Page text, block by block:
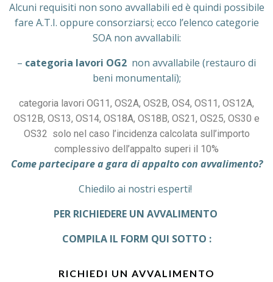
Alcuni requisiti non sono avvallabili ed è quindi possibile
fare A.T.I. oppure consorziarsi; ecco l’elenco categorie
SOA non avvallabili:
– categoria lavori OG2 non avvallabile (restauro di
beni monumentali);
categoria lavori OG11, OS2A, OS2B, OS4, OS11, OS12A,
OS12B, OS13, OS14, OS18A, OS18B, OS21, OS25, OS30 e
OS32 solo nel caso l’incidenza calcolata sull’importo
complessivo dell’appalto superi il 10%
Come partecipare a gara di appalto con avvalimento?
Chiedilo ai nostri esperti!
PER RICHIEDERE UN AVVALIMENTO
COMPILA IL FORM QUI SOTTO :
RICHIEDI UN AVVALIMENTO